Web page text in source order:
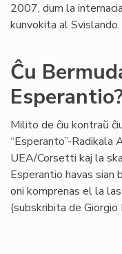
2007, dum la
kunvokita al Svislando.
Ĉu
Milito de ĉiu kontraŭ
“Esperanto”-Radikala
UEA/Corsetti kaj la
Esperantio havas sian
oni komprenas el la
(subskribita de Giorgio